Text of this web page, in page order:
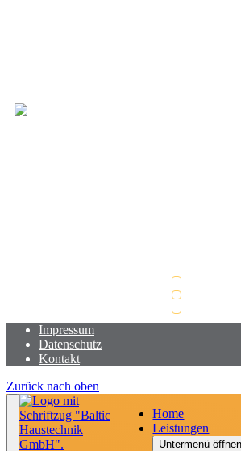
Impressum
Datenschutz
Kontakt
Zurück nach oben
Home
Leistungen
Untermenü